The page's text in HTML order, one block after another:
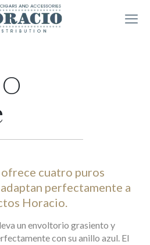
cuatro puros
perfectamente a
Horacio.
un envoltorio grasiento y
con su anillo azul. El